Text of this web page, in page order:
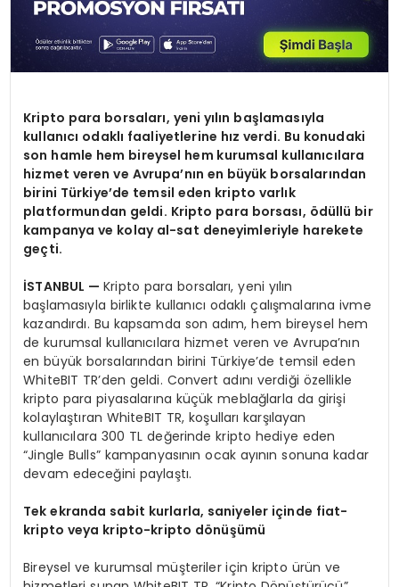
Kripto para borsaları, yeni yılın başlamasıyla
kullanıcı odaklı faaliyetlerine hız verdi. Bu konudaki
son hamle hem bireysel hem kurumsal kullanıcılara
hizmet veren ve Avrupa’nın en büyük borsalarından
birini Türkiye’de temsil eden kripto varlık
platformundan geldi. Kripto para borsası, ödüllü bir
kampanya ve kolay al-sat deneyimleriyle harekete
geçti.
İSTANBUL —Kripto para borsaları, yeni yılın
başlamasıyla birlikte kullanıcı odaklı çalışmalarına ivme
kazandırdı. Bu kapsamda son adım, hem bireysel hem
de kurumsal kullanıcılara hizmet veren ve Avrupa’nın
en büyük borsalarından birini Türkiye’de temsil eden
WhiteBIT TR’den geldi. Convert adını verdiği özellikle
kripto para piyasalarına küçük meblağlarla da girişi
kolaylaştıran WhiteBIT TR, koşulları karşılayan
kullanıcılara 300 TL değerinde kripto hediye eden
“Jingle Bulls” kampanyasının ocak ayının sonuna kadar
devam edeceğini paylaştı.
Tek ekranda sabit kurlarla, saniyeler içinde fiat-
kripto veya kripto-kripto dönüşümü
Bireysel ve kurumsal müşteriler için kripto ürün ve